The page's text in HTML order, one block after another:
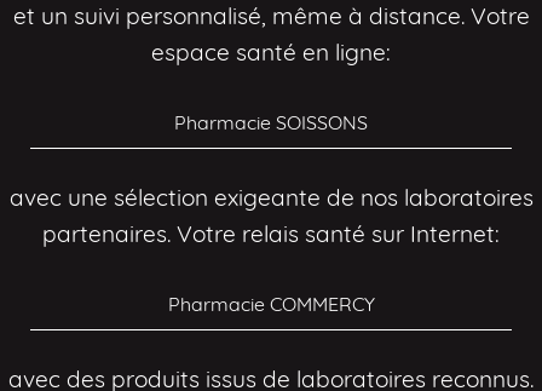
et un suivi personnalisé, même à distance. Votre
espace santé en ligne:
Pharmacie SOISSONS
avec une sélection exigeante de nos laboratoires
partenaires. Votre relais santé sur Internet:
Pharmacie COMMERCY
avec des produits issus de laboratoires reconnus.